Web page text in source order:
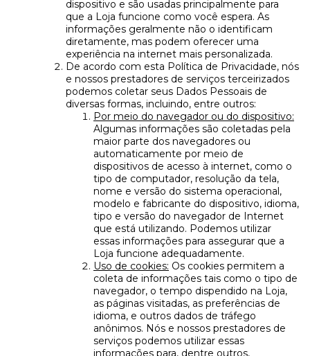
dispositivo e são usadas principalmente para
que a Loja funcione como você espera. As
informações geralmente não o identificam
diretamente, mas podem oferecer uma
experiência na internet mais personalizada.
De acordo com esta Política de Privacidade, nós
e nossos prestadores de serviços terceirizados
podemos coletar seus Dados Pessoais de
diversas formas, incluindo, entre outros:
Por meio do navegador ou do dispositivo:
Algumas informações são coletadas pela
maior parte dos navegadores ou
automaticamente por meio de
dispositivos de acesso à internet, como o
tipo de computador, resolução da tela,
nome e versão do sistema operacional,
modelo e fabricante do dispositivo, idioma,
tipo e versão do navegador de Internet
que está utilizando. Podemos utilizar
essas informações para assegurar que a
Loja funcione adequadamente.
Uso de cookies: Os cookies permitem a
coleta de informações tais como o tipo de
navegador, o tempo dispendido na Loja,
as páginas visitadas, as preferências de
idioma, e outros dados de tráfego
anônimos. Nós e nossos prestadores de
serviços podemos utilizar essas
informações para, dentre outros,